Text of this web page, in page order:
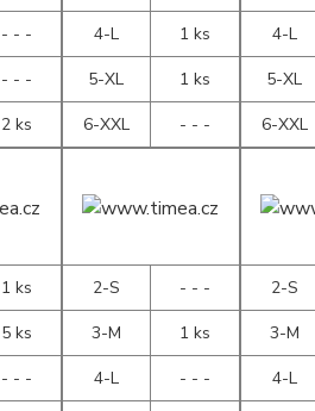
- - -
- - -
2 ks
4-L
1 ks
5-XL
1 ks
6-XXL
- - -
4-L
5-XL
6-XXL
1 ks
5 ks
- - -
2-S
- - -
3-M
1 ks
4-L
- - -
2-S
3-M
4-L